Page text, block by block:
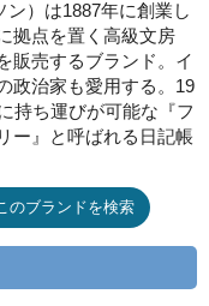
）は1887年に創業し
拠点を置く高級文房
販売するブランド。イ
政治家も愛用する。19
持ち運びが可能な『フ
ー』と呼ばれる日記帳
のブランドを検索